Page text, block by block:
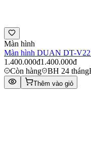
Màn hình
Màn hình DUAN DT-
1.400.000đ1.400.000đ
Còn hàng
BH 24 tháng
Thêm vào giỏ